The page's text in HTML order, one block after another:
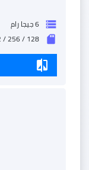
storage 6 جيجا رام
sd_storage 128 / 256 / 512 جيجا بايت و 1 تيرا
compare